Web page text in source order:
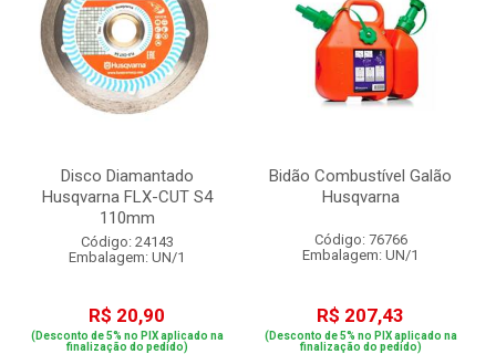
Disco Diamantado
Husqvarna FLX-CUT S4
110mm
Código: 24143
Embalagem: UN/1
R$ 20,90
(Desconto de 5% no PIX aplicado na
finalização do pedido)
Bidão Combustível Galão
Husqvarna
Código: 76766
Embalagem: UN/1
R$ 207,43
(Desconto de 5% no PIX aplicado na
finalização do pedido)